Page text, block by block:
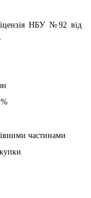
НБУ №92 від
частинами